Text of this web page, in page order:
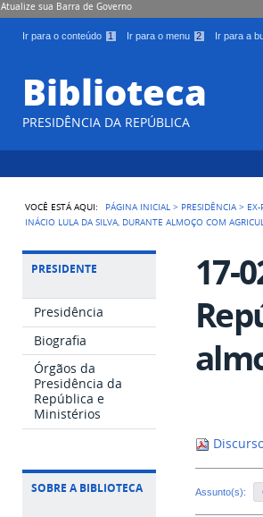
Atualize sua Barra de Governo
Ir para o conteúdo 1 Ir para o menu 2 Ir para a
Biblioteca
PRESIDÊNCIA DA REPÚBLICA
VOCÊ ESTÁ AQUI: PÁGINA INICIAL > PRESIDÊNCIA >
INÁCIO LULA DA SILVA, DURANTE ALMOÇO COM
PRESIDENTE
Presidência
Biografia
Órgãos da
Presidência da
República e
Ministérios
SOBRE A BIBLIOTECA
17-
Assunto(s):